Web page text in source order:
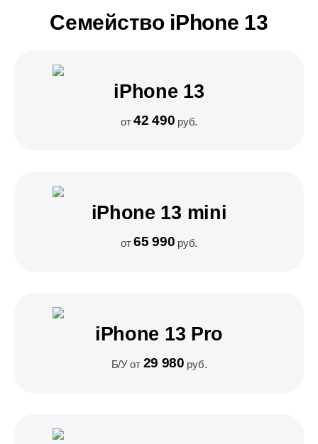
Семейство iPhone 13
iPhone 13
от42 490 руб.
iPhone 13 mini
от65 990 руб.
iPhone 13 Pro
Б/У от 29 980 руб.